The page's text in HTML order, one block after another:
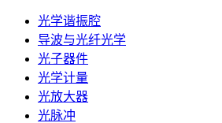
光学谐振腔
导波与光纤光学
光子器件
光学计量
光放大器
光脉冲